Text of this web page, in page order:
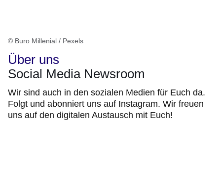
© Buro Millenial / Pexels
Über uns
Social Media Newsroom
Wir sind auch in den sozialen Medien für Euch da.
Folgt und abonniert uns auf Instagram. Wir freuen
uns auf den digitalen Austausch mit Euch!